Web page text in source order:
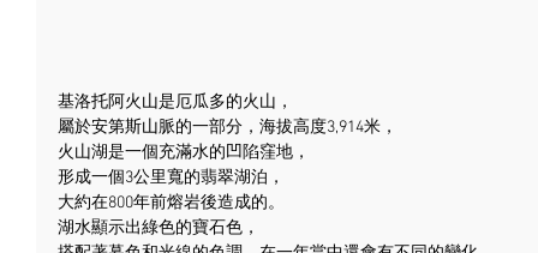
基洛托阿火山是厄瓜多的火山，
屬於安第斯山脈的一部分，海拔高度3,914米，
火山湖是一個充滿水的凹陷窪地，
形成一個3公里寬的翡翠湖泊，
大約在800年前熔岩後造成的。
湖水顯示出綠色的寶石色，